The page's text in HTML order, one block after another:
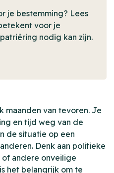
je bestemming? Lees
voor je
nodig kan zijn.
maanden van tevoren. Je
en tijd weg van de
de situatie op een
Denk aan politieke
of andere onveilige
het belangrijk om te